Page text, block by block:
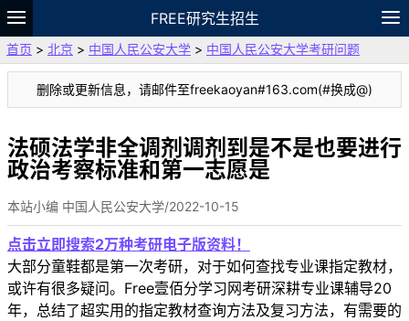
FREE研究生招生
题库
故事 专题 APP 笔记
论坛
VIP
资料
首页 > 北京 > 中国人民公安大学 > 中国人民公安大学考研问题
删除或更新信息，请邮件至freekaoyan#163.com(#换成@)
法硕法学非全调剂调剂到是不是也要进行
政治考察标准和第一志愿是
本站小编 中国人民公安大学/2022-10-15
点击立即搜索2万种考研电子版资料！
大部分童鞋都是第一次考研，对于如何查找专业课指定教材，
或许有很多疑问。Free壹佰分学习网考研深耕专业课辅导20
年，总结了超实用的指定教材查询方法及复习方法，有需要的